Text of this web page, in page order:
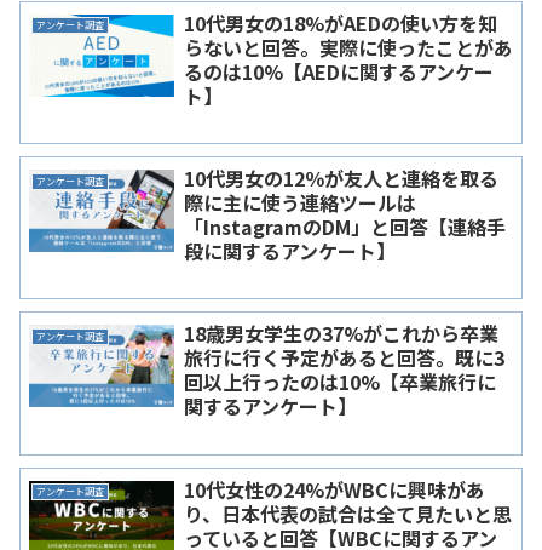
アンケート調査
10代男女の18%がAEDの使い方を知
らないと回答。実際に使ったことがあ
るのは10%【AEDに関するアンケー
ト】
アンケート調査
10代男女の12％が友人と連絡を取る
際に主に使う連絡ツールは
「InstagramのDM」と回答【連絡手
段に関するアンケート】
アンケート調査
18歳男女学生の37%がこれから卒業
旅行に行く予定があると回答。既に3
回以上行ったのは10%【卒業旅行に
関するアンケート】
アンケート調査
10代女性の24%がWBCに興味があ
り、日本代表の試合は全て見たいと思
っていると回答【WBCに関するアン